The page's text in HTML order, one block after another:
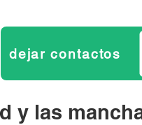
dejar contactos
y las